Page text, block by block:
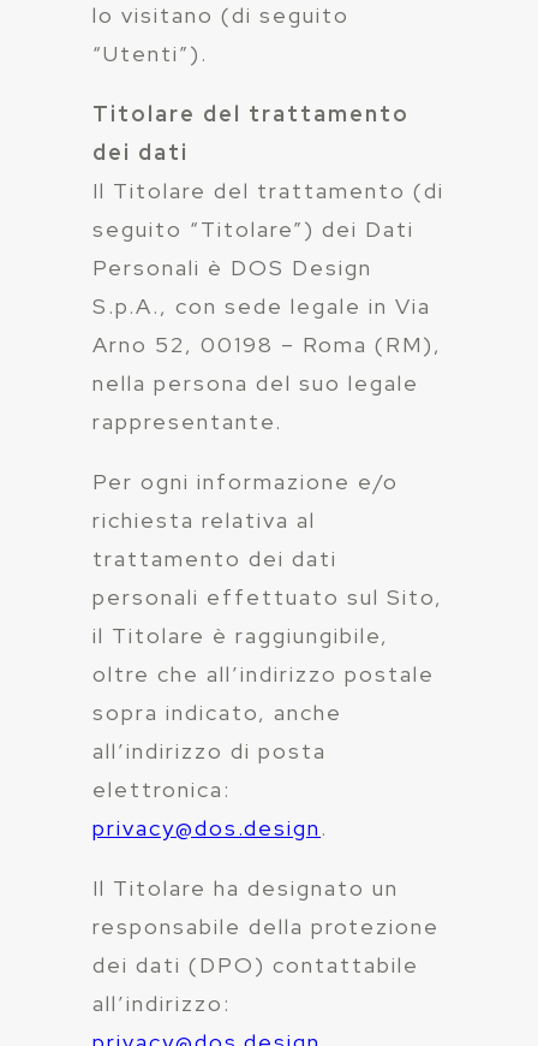
lo visitano (di seguito
“Utenti”).
Titolare del trattamento
dei dati
Il Titolare del trattamento (di
seguito “Titolare”) dei Dati
Personali è DOS Design
S.p.A., con sede legale in Via
Arno 52, 00198 – Roma (RM),
nella persona del suo legale
rappresentante.
Per ogni informazione e/o
richiesta relativa al
trattamento dei dati
personali effettuato sul Sito,
il Titolare è raggiungibile,
oltre che all’indirizzo postale
sopra indicato, anche
all’indirizzo di posta
elettronica:
privacy@dos.design .
Il Titolare ha designato un
responsabile della protezione
dei dati (DPO) contattabile
all’indirizzo: